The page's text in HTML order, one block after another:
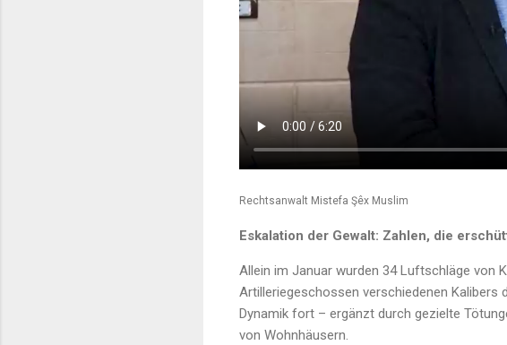
Rechtsanwalt Mistefa Şêx Muslim
Eskalation der Gewalt: Zahlen, die
Allein im Januar wurden 34 Luftschläge von
Artilleriegeschossen verschiedenen
Dynamik fort – ergänzt durch gezielte
von Wohnhäusern.